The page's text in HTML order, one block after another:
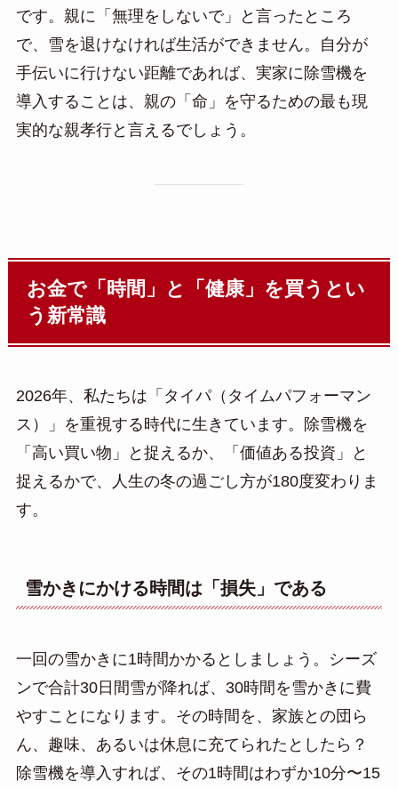
です。親に「無理をしないで」と言ったところ
で、雪を退けなければ生活ができません。自分が
手伝いに行けない距離であれば、実家に除雪機を
導入することは、親の「命」を守るための最も現
実的な親孝行と言えるでしょう。
お金で「時間」と「健康」を買うとい
う新常識
2026年、私たちは「タイパ（タイムパフォーマン
ス）」を重視する時代に生きています。除雪機を
「高い買い物」と捉えるか、「価値ある投資」と
捉えるかで、人生の冬の過ごし方が180度変わりま
す。
雪かきにかける時間は「損失」である
一回の雪かきに1時間かかるとしましょう。シーズ
ンで合計30日間雪が降れば、30時間を雪かきに費
やすことになります。その時間を、家族との団ら
ん、趣味、あるいは休息に充てられたとしたら？
除雪機を導入すれば、その1時間はわずか10分〜15